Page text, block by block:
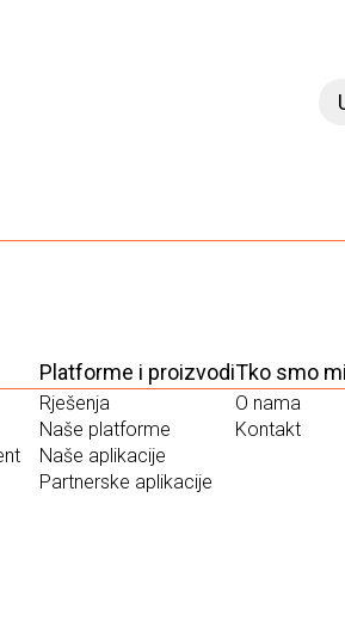
Platforme i proizvodi
Rješenja
Naše platforme
Naše aplikacije
Partnerske aplikacije
Tko smo mi
O nama
Kontakt